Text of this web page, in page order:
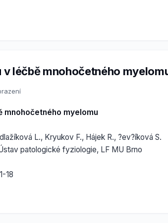
léčbě mnohočetného
mnohočetného myelomu
L., Kryukov F., Hájek R., ?ev?íková S.
patologické fyziologie, LF MU Brno
18